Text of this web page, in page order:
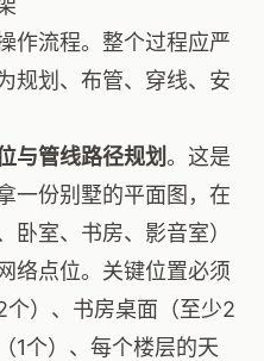
作流程。整个过程应严
规划、布管、穿线、安
与管线路径规划。这是
一份别墅的平面图，在
卧室、书房、影音室）
络点位。关键位置必须
）、书房桌面（至少2
1个）、每个楼层的天